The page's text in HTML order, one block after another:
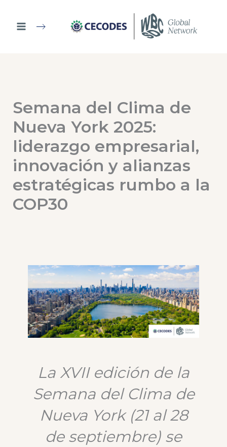
contenido
Semana del Clima de
Nueva York 2025:
liderazgo empresarial,
innovación y alianzas
estratégicas rumbo a la
COP30
La XVII edición de la
Semana del Clima de
Nueva York (21 al 28
de septiembre) se